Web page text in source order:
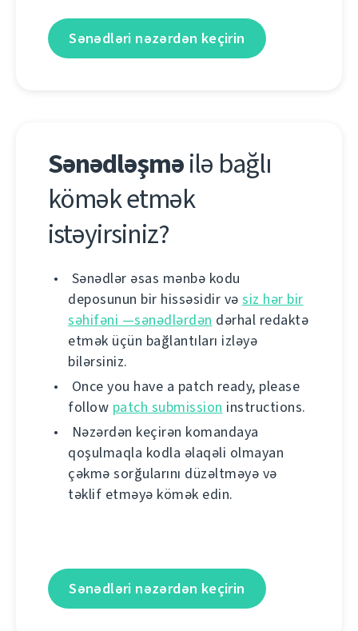
Sənədləri nəzərdən keçirin
Sənədləşməilə bağlı
kömək etmək
istəyirsiniz?
Sənədlər əsas mənbə kodu
deposunun bir hissəsidir və siz hər bir
səhifəni —sənədlərdən dərhal redaktə
etmək üçün bağlantıları izləyə
bilərsiniz.
Once you have a patch ready, please
follow patch submission instructions.
Nəzərdən keçirən komandaya
qoşulmaqla kodla əlaqəli olmayan
çəkmə sorğularını düzəltməyə və
təklif etməyə kömək edin.
Sənədləri nəzərdən keçirin